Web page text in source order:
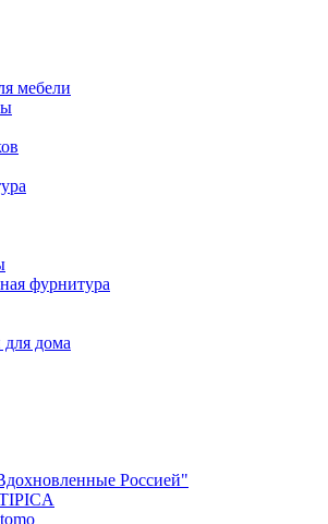
мебели
фурнитура
дома
Россией"